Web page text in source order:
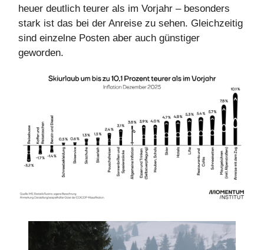
heuer deutlich teurer als im Vorjahr – besonders
stark ist das bei der Anreise zu sehen. Gleichzeitig
sind einzelne Posten aber auch günstiger
geworden.